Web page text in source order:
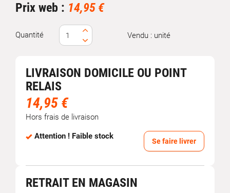
Prix web : 14,95 €
Quantité Vendu : unité
LIVRAISON DOMICILE OU POINT
RELAIS
14,95 €
Hors frais de livraison
Attention ! Faible stock
Se faire livrer
RETRAIT EN MAGASIN